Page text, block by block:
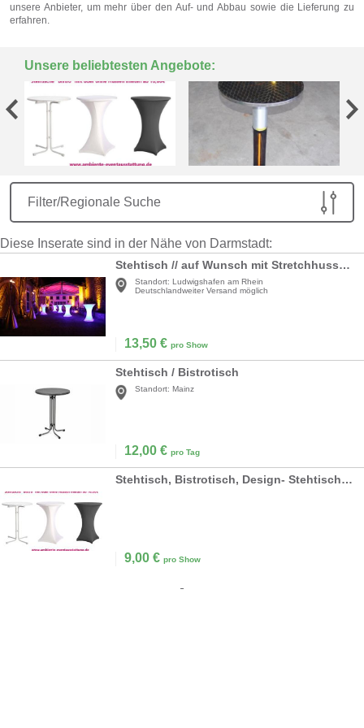
unsere Anbieter, um mehr über den Auf- und Abbau sowie die Lieferung zu
erfahren.
Unsere beliebtesten Angebote:
Filter/Regionale Suche
Diese Inserate sind in der Nähe von Darmstadt:
Stehtisch // auf Wunsch mit Stretchhusse und Stehtischbeleuchtung
Standort: Ludwigshafen am Rhein
Deutschlandweiter Versand möglich
13,50 € pro Show
Stehtisch / Bistrotisch
Standort: Mainz
12,00 € pro Tag
Stehtisch, Bistrotisch, Design- Stehtische & Brückentische
9,00 € pro Show